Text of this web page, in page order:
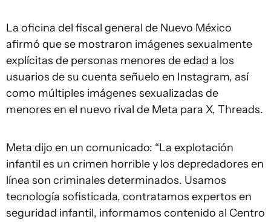
La oficina del fiscal general de Nuevo México
afirmó que se mostraron imágenes sexualmente
explícitas de personas menores de edad a los
usuarios de su cuenta señuelo en Instagram, así
como múltiples imágenes sexualizadas de
menores en el nuevo rival de Meta para X, Threads.
Meta dijo en un comunicado: “La explotación
infantil es un crimen horrible y los depredadores en
línea son criminales determinados. Usamos
tecnología sofisticada, contratamos expertos en
seguridad infantil, informamos contenido al Centro